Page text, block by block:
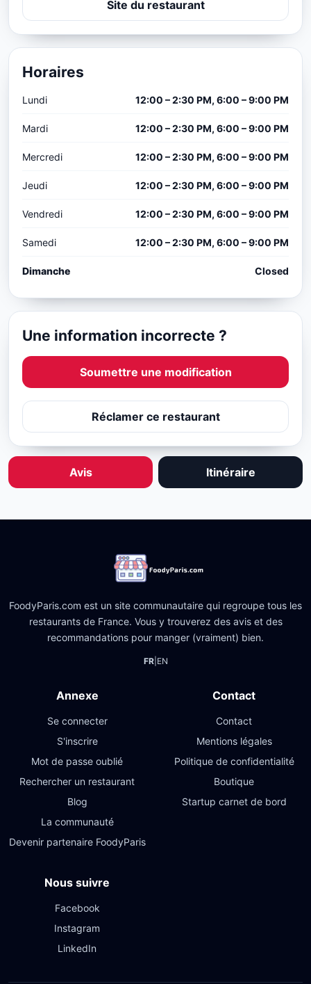
Site du restaurant
Horaires
Lundi 12:00 – 2:30 PM, 6:00 – 9:00 PM
Mardi 12:00 – 2:30 PM, 6:00 – 9:00 PM
Mercredi 12:00 – 2:30 PM, 6:00 – 9:00 PM
Jeudi 12:00 – 2:30 PM, 6:00 – 9:00 PM
Vendredi 12:00 – 2:30 PM, 6:00 – 9:00 PM
Samedi 12:00 – 2:30 PM, 6:00 – 9:00 PM
Dimanche Closed
Une information incorrecte ?
Soumettre une modification
Réclamer ce restaurant
Avis Itinéraire
FoodyParis.com est un site communautaire qui regroupe tous les
restaurants de France. Vous y trouverez des avis et des
recommandations pour manger (vraiment) bien.
FR| EN
Annexe
Se connecter
S'inscrire
Mot de passe oublié
Rechercher un restaurant
Blog
La communauté
Devenir partenaire FoodyParis
Contact
Contact
Mentions légales
Politique de confidentialité
Boutique
Startup carnet de bord
Nous suivre
Facebook
Instagram
LinkedIn